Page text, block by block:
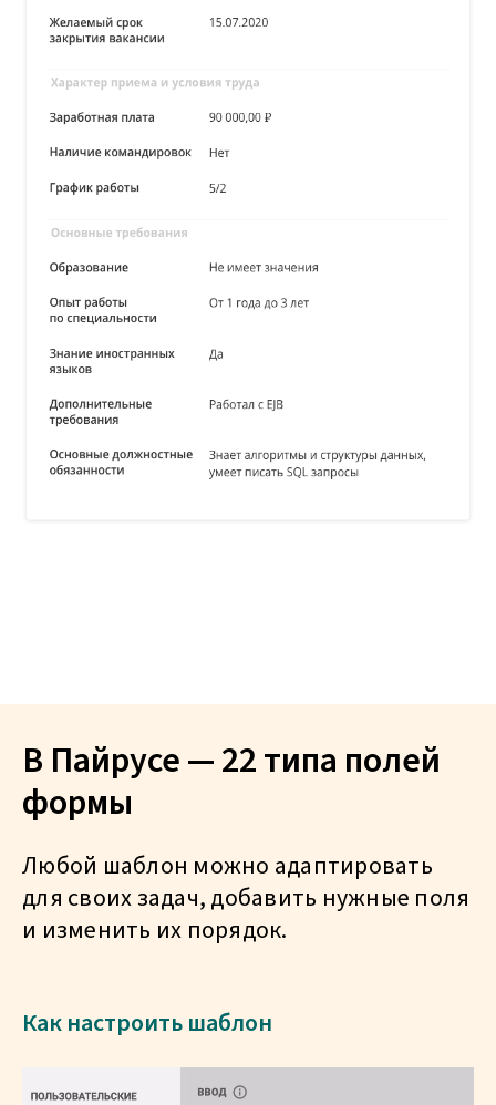
В Пайрусе — 22 типа полей
формы
Любой шаблон можно адаптировать
для своих задач, добавить нужные поля
и изменить их порядок.
Как настроить шаблон